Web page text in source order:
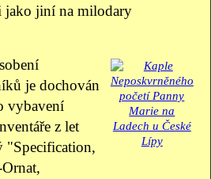
jako jiní na milodary
je dochován
vybavení
z let
"Specification,